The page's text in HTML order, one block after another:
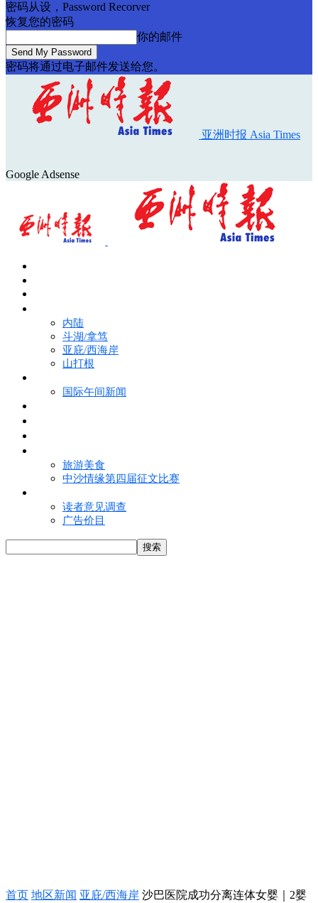
密码从设，Password Recorver
恢复您的密码
你的邮件
密码将通过电子邮件发送给您。
亚洲时报 Asia Times
Google Adsense
内陆
斗湖/拿笃
亚庇/西海岸
山打根
国际午间新闻
旅游美食
中沙情缘第四届征文比赛
读者意见调查
广告价目
首页 地区新闻 亚庇/西海岸 沙巴医院成功分离连体女婴｜2婴